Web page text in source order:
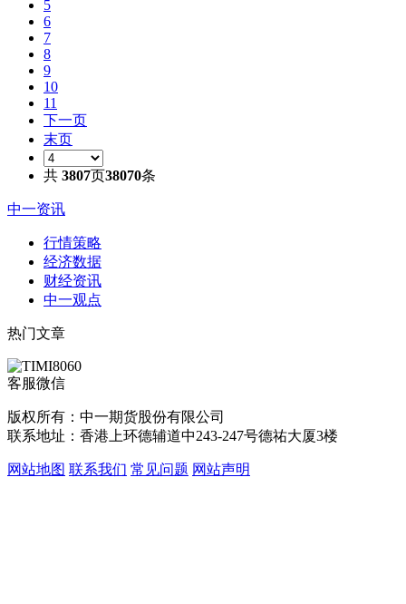
5
6
7
8
9
10
11
下一页
末页
共 3807页38070条
中一资讯
行情策略
经济数据
财经资讯
中一观点
热门文章
客服微信
版权所有：中一期货股份有限公司
联系地址：香港上环德辅道中243-247号德祐大厦3楼
网站地图 联系我们 常见问题 网站声明